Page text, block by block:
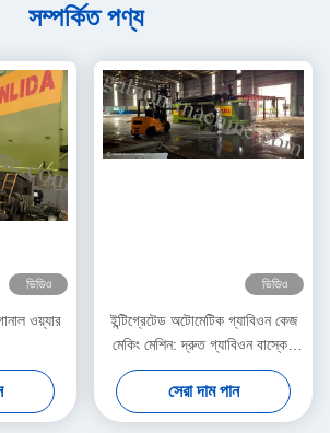
সম্পর্কিত পণ্য
ভিডিও
ওয়্যার
ভিডিও
ইন্টিগ্রেটেড অটোমেটিক গ্যাবিওন কেজ
মেকিং মেশিন: দ্রুত গ্যাবিওন বাস্কেট
উৎপাদনের জন্য ইন্ডাস্ট্রিয়াল অ্যাসেম্বলি
লাইন
সেরা দাম পান